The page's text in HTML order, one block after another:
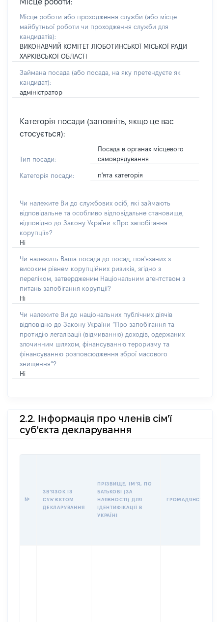
Місце роботи:
Місце роботи або проходження служби (або місце
майбутньої роботи чи проходження служби для
кандидатів):
ВИКОНАВЧИЙ КОМІТЕТ ЛЮБОТИНСЬКОЇ МІСЬКОЇ РАДИ
ХАРКІВСЬКОЇ ОБЛАСТІ
Займана посада (або посада, на яку претендуєте як
кандидат):
адміністратор
Категорія посади (заповніть, якщо це вас
стосується):
Тип посади:
Посада в органах місцевого
самоврядування
Категорія посади: п'ята категорія
Чи належите Ви до службових осіб, які займають
відповідальне та особливо відповідальне становище,
відповідно до Закону України «Про запобігання
корупції»?
Ні
Чи належить Ваша посада до посад, пов'язаних з
високим рівнем корупційних ризиків, згідно з
переліком, затвердженим Національним агентством з
питань запобігання корупції?
Ні
Чи належите Ви до національних публічних діячів
відповідно до Закону України “Про запобігання та
протидію легалізації (відмиванню) доходів, одержаних
злочинним шляхом, фінансуванню тероризму та
фінансуванню розповсюдження зброї масового
знищення”?
Ні
2.2. Інформація про членів сім'ї
суб'єкта декларування
№
ЗВʼЯЗОК ІЗ
СУБʼЄКТОМ
ДЕКЛАРУВАННЯ
ПРІЗВИЩЕ, ІМʼЯ, ПО
БАТЬКОВІ (ЗА
НАЯВНОСТІ) ДЛЯ
ІДЕНТИФІКАЦІЇ В
УКРАЇНІ
ГРОМАДЯНСТВО